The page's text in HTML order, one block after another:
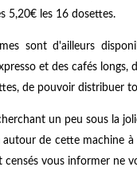
5,20€ les 16 dosettes.
sont d'ailleurs
et des cafés longs,
de pouvoir distribuer
un peu sous la
de cette machine
censés vous informer ne